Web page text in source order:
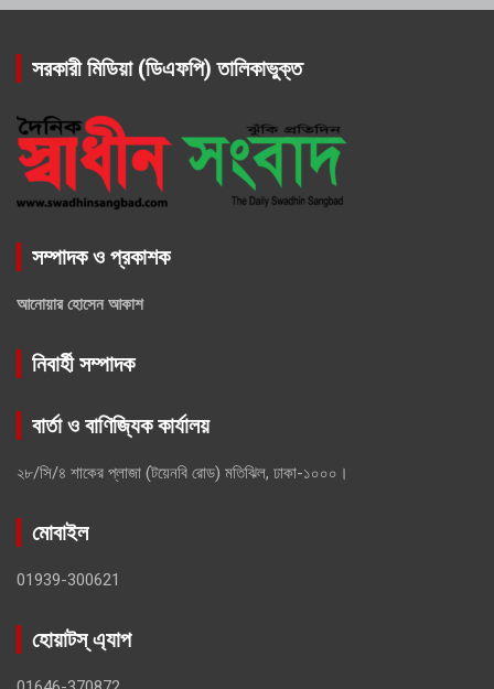
সরকারী মিডিয়া (ডিএফপি) তালিকাভুক্ত
সম্পাদক ও প্রকাশক
আনোয়ার হোসেন আকাশ
নিবার্হী সম্পাদক
বার্তা ও বাণিজ্যিক কার্যালয়
২৮/সি/৪ শাকের প্লাজা (টয়েনবি রোড) মতিঝিল, ঢাকা-১০০০।
মোবাইল
01939-300621
হোয়াটস্ এ্যাপ